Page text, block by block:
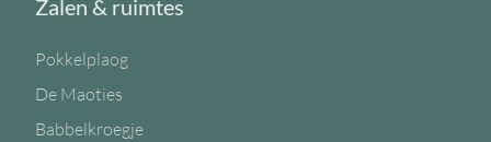
Zalen & ruimtes
Pokkelplaog
De Maoties
Babbelkroegje